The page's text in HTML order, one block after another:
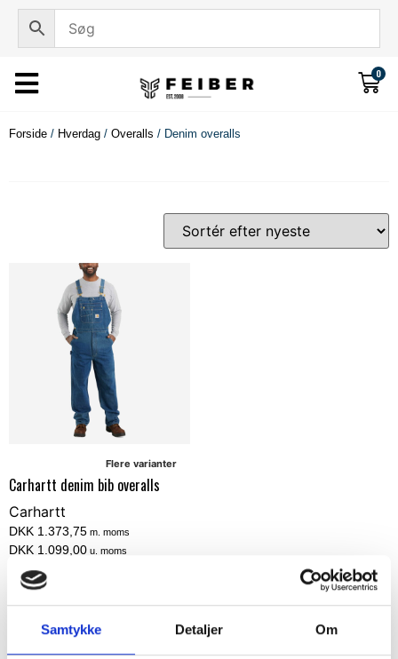
Samtykke Detaljer Om
0
Forside / Hverdag / Overalls / Denim overalls
Flere varianter
Carhartt denim bib overalls
Carhartt
DKK 1.373,75 m. moms
DKK 1.099,00 u. moms
Vælg muligheder